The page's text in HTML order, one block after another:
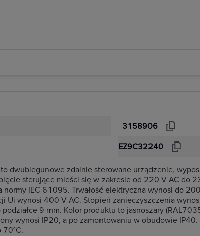
3158906
EZ9C32240
dwubiegunowe zdalnie sterowane urządzenie,
sterujące mieści się w zakresie od 220 V AC do
normy IEC 61095. Trwałość elektryczna wynosi do
wynosi 400 V AC. Stopień zanieczyszczenia
9 mm. Kolor produktu to jasnoszary
wynosi IP20, a po zamontowaniu w obudowie IP40.